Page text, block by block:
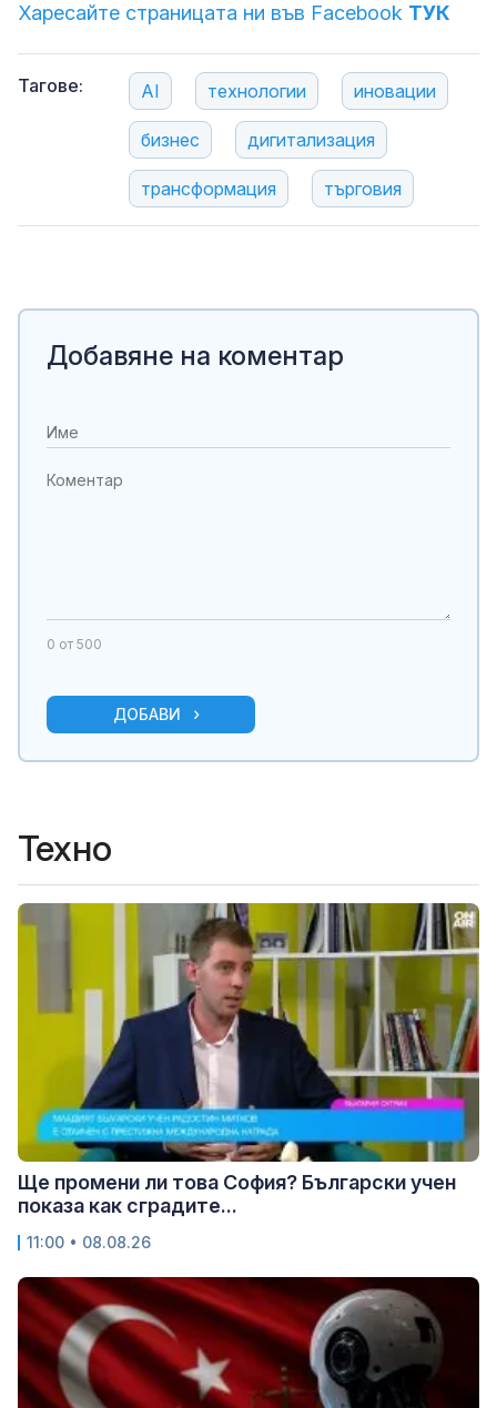
Харесайте страницата ни във Facebook ТУК
Тагове: AI технологии иновации
бизнес дигитализация
трансформация търговия
Добавяне на коментар
0 от 500
ДОБАВИ
Техно
Ще промени ли това София? Български учен
показа как сградите...
11:00 • 08.08.26